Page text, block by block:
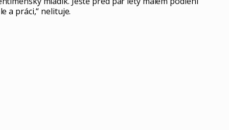
a práci,“ nelituje.